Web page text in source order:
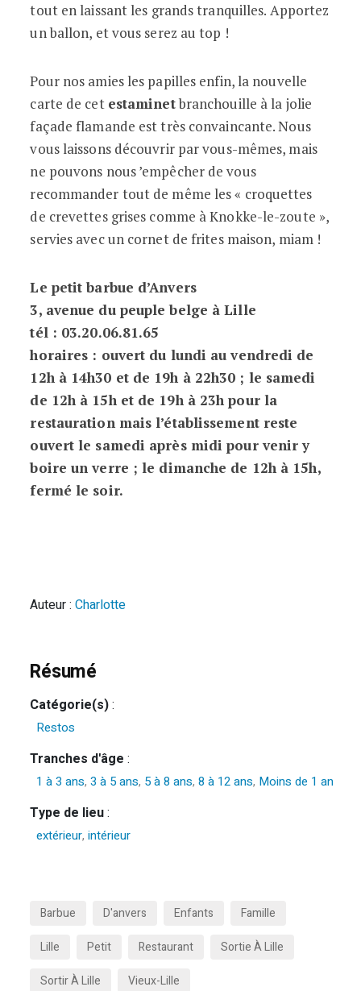
tout en laissant les grands tranquilles. Apportez
un ballon, et vous serez au top !
Pour nos amies les papilles enfin, la nouvelle
carte de cet estaminetbranchouille à la jolie
façade flamande est très convaincante. Nous
vous laissons découvrir par vous-mêmes, mais
ne pouvons nous ’empêcher de vous
recommander tout de même les « croquettes
de crevettes grises comme à Knokke-le-zoute »,
servies avec un cornet de frites maison, miam !
Le petit barbue d’Anvers
3, avenue du peuple belge à Lille
tél : 03.20.06.81.65
horaires : ouvert du lundi au vendredi de
12h à 14h30 et de 19h à 22h30 ; le samedi
de 12h à 15h et de 19h à 23h pour la
restauration mais l’établissement reste
ouvert le samedi après midi pour venir y
boire un verre ; le dimanche de 12h à 15h,
fermé le soir.
Auteur :Charlotte
Résumé
Catégorie(s):
Restos
Tranches d'âge :
1 à 3 ans,3 à 5 ans, 5 à 8 ans,8 à 12 ans, Moins de 1 an
Type de lieu:
extérieur,intérieur
Barbue D'anvers Enfants
Famille
Lille
Petit Restaurant
Sortie À Lille
Sortir À Lille
Vieux-Lille